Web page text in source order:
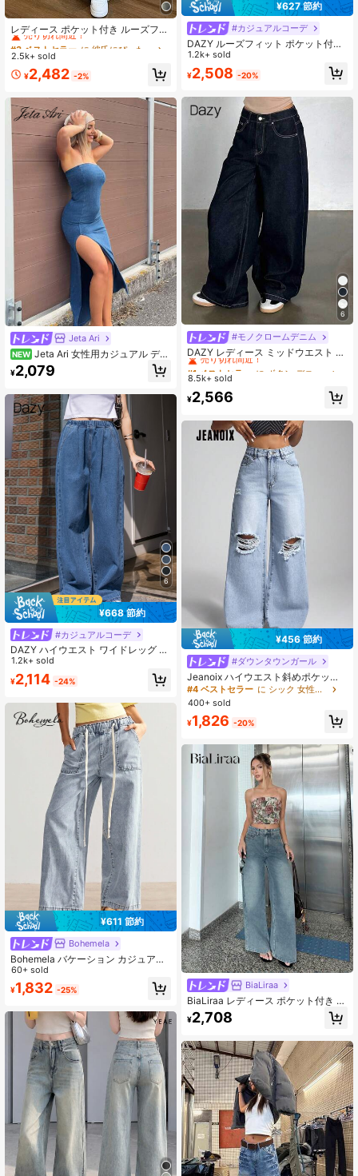
レディース ポケット付き ルーズフィ
ット リラックス デイリーカジュアル
ジーンズ 春秋
#3 ベストセラー
に 彼氏にぴったり 女性用デニム
売り切れ間近！
#3 ベストセラー
売り切れ間近！
#3 ベストセラー
売り切れ間近！
#3 ベストセラー
に 彼氏にぴったり 女性用デニム
売り切れ間近！
2.5k+ sold
¥2,482 -2%
Jeta Ari
NEW Jeta Ari 女性用カジュアル デニ
ムボディコン チューブドレス 高スリ
ット入り、ストレッチニットデニ
¥2,079
6
¥668 節約
#カジュアルコーデ
DAZY ハイウエスト ワイドレッグ デ
ニムパンツ
1.2k+ sold
¥2,114 -24%
¥611 節約
Bohemela
Bohemela バケーション カジュアル
ウォッシュ加工 ドローストリング ワ
イドレッグジーンズ
60+ sold
¥1,832 -25%
¥627 節約
#カジュアルコーデ
DAZY ルーズフィット ポケット付き
ストレートレッグ カジュアルジーン
ズ、バギージーンズ
1.2k+ sold
¥2,508 -20%
6
#モノクロームデニム
DAZY レディース ミッドウエスト バ
ナナパンツ カジュアルジーンズ
#1 ベストセラー
に ボタン デニムパンツ
売り切れ間近！
#1 ベストセラー
売り切れ間近！
#1 ベストセラー
売り切れ間近！
#1 ベストセラー
売り切れ間近！
8.5k+ sold
¥2,566
¥456 節約
#ダウンタウンガール
Jeanoix ハイウエスト斜めポケット
カジュアル ダメージ加工 ワイドレッ
グジーンズ
#4 ベストセラー
に シック 女性用デニム
400+ sold
¥1,826 -20%
BiaLiraa
BiaLiraa レディース ポケット付き ボ
タン カジュアル 通勤 ルーズフィッ
ト デニム ワイドパンツ
¥2,708